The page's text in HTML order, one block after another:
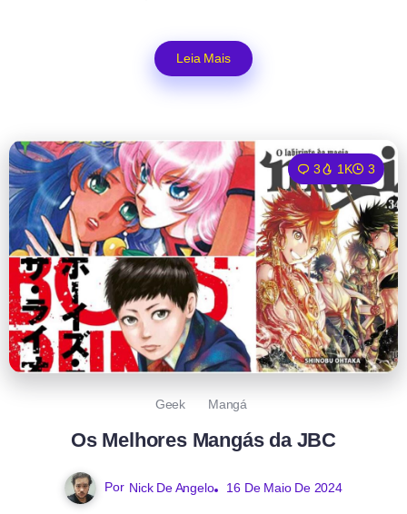
Leia Mais
3 1K 3
Geek Mangá
Os Melhores Mangás da JBC
Por Nick De Angelo 16 De Maio De 2024